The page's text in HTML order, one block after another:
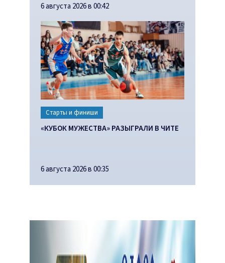
6 августа 2026 в 00:42
Старты и финиши
«КУБОК МУЖЕСТВА» РАЗЫГРАЛИ В ЧИТЕ
6 августа 2026 в 00:35